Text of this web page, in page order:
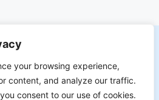
your browsing experience,
content, and analyze our traffic.
consent to our use of cookies.